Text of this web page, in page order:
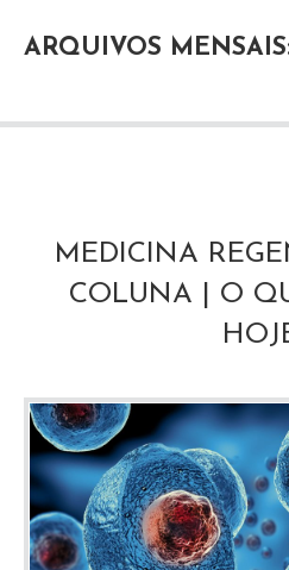
ARQUIVOS
MEDICINA
COLUNA | O